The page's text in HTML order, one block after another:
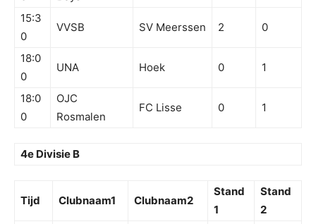
15:3
0
VVSB SV Meerssen 2 0
18:0
0
UNA Hoek 0 1
18:0
0
OJC
Rosmalen
FC Lisse 0 1
4e Divisie B
Tijd Clubnaam1 Clubnaam2
Stand
1
Stand
2